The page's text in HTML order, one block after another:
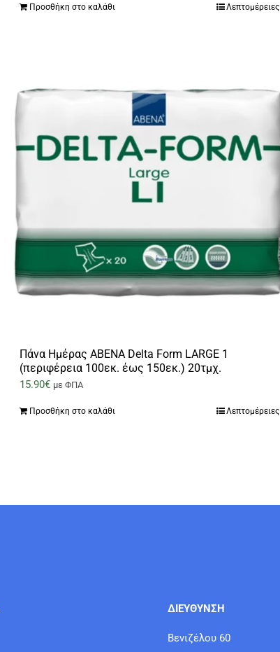
Προσθήκη στο καλάθι Λεπτομέρειες
Πάνα Ημέρας ABENA Delta Form LARGE 1
(περιφέρεια 100εκ. έως 150εκ.) 20τμχ.
15.90€ με ΦΠΑ
Προσθήκη στο καλάθι Λεπτομέρειες
ΔΙΕΥΘΥΝΣΗ
Βενιζέλου 60